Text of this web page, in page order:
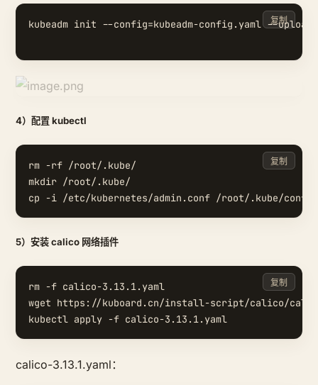
kubeadm init --config=kubeadm-config.yaml -- 复制
4）配置 kubectl
rm -rf /root/.kube/
mkdir /root/.kube/
复制
5）安装 calico 网络插件
rm -f calico-3.13.1.yaml
wget https://kuboard.cn/install-script/calico/
复制
calico-3.13.1.yaml：